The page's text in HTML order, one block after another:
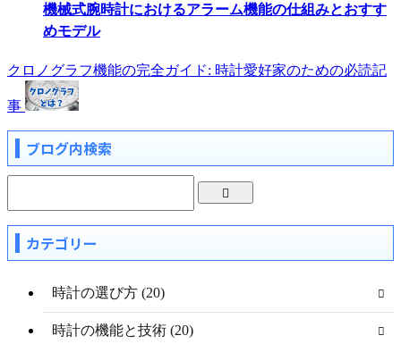
機械式腕時計におけるアラーム機能の仕組みとおすす
めモデル
クロノグラフ機能の完全ガイド: 時計愛好家のための必読記
事
ブログ内検索
カテゴリー
時計の選び方 (20)
時計の機能と技術 (20)